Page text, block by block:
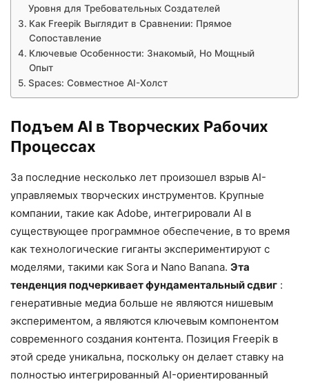
Уровня для Требовательных Создателей
Как Freepik Выглядит в Сравнении: Прямое
Сопоставление
Ключевые Особенности: Знакомый, Но Мощный
Опыт
Spaces: Совместное AI-Холст
Подъем AI в Творческих Рабочих
Процессах
За последние несколько лет произошел взрыв AI-
управляемых творческих инструментов. Крупные
компании, такие как Adobe, интегрировали AI в
существующее программное обеспечение, в то время
как технологические гиганты экспериментируют с
моделями, такими как Sora и Nano Banana. Эта
тенденция подчеркивает фундаментальный сдвиг :
генеративные медиа больше не являются нишевым
экспериментом, а являются ключевым компонентом
современного создания контента. Позиция Freepik в
этой среде уникальна, поскольку он делает ставку на
полностью интегрированный AI-ориентированный